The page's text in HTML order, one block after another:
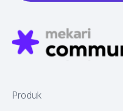
Produk